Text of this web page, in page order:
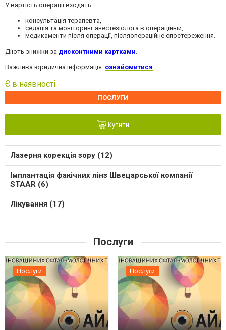
У вартість операції входять:
консультація терапевта,
седація та моніторинг анестезіолога в операційній,
медикаменти після операції, післяопераційне спостереження.
Діють знижки за дисконтними картками
Важлива юридична інформація: ознайомитися
Є в наявності
ПОСЛУГИ
Купити
Лазерня корекція зору (12)
Імплантація факічних лінз Швецарської компанії
STAAR (6)
Лікування (17)
Послуги
Послуги Послуги